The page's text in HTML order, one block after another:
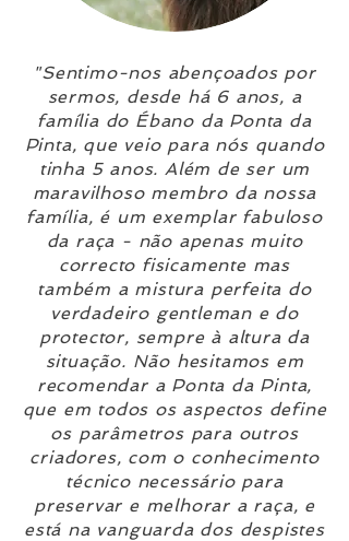
"Sentimo-nos abençoados por
sermos, desde há 6 anos, a
família do Ébano da Ponta da
Pinta, que veio para nós quando
tinha 5 anos. Além de ser um
maravilhoso membro da nossa
família, é um exemplar fabuloso
da raça - não apenas muito
correcto fisicamente mas
também a mistura perfeita do
verdadeiro gentleman e do
protector, sempre à altura da
situação. Não hesitamos em
recomendar a Ponta da Pinta,
que em todos os aspectos define
os parâmetros para outros
criadores, com o conhecimento
técnico necessário para
preservar e melhorar a raça, e
está na vanguarda dos despistes